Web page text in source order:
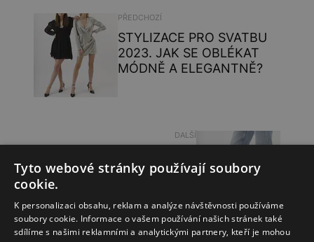
PŘEDCHOZÍ
STYLIZACE PRO SVATBU
2023. JAK SE OBLÉKAT
MÓDNĚ A ELEGANTNĚ?
DALŠÍ
NA SLOUPKU. JAK JE
KOMBINOVAT?
Tyto webové stránky používají soubory
cookie.
K personalizaci obsahu, reklam a analýze návštěvnosti používáme
soubory cookie. Informace o vašem používání našich stránek také
sdílíme s našimi reklamními a analytickými partnery, kteří je mohou